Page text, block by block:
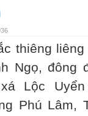
thiêng
Ngọ, đông
Lộc
Phú Lâm,